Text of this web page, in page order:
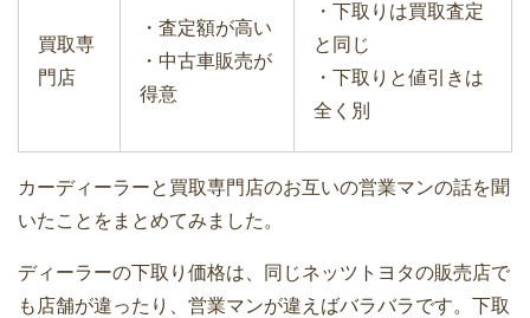
買取専
門店
・査定額が高い
・中古車販売が
得意
・下取りは買取査定
と同じ
・下取りと値引きは
全く別
カーディーラーと買取専門店のお互いの営業マンの話を聞
いたことをまとめてみました。
ディーラーの下取り価格は、同じネッツトヨタの販売店で
も店舗が違ったり、営業マンが違えばバラバラです。下取